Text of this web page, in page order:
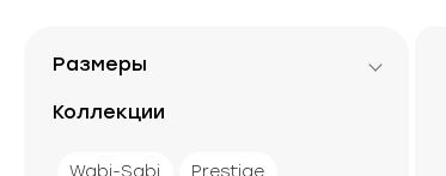
Размеры
Коллекции
Wabi-Sabi Prestige